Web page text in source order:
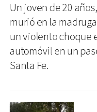
Un joven de 20
murió en la
un violento choque
automóvil en un
Santa Fe.